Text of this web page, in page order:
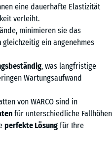
eine dauerhafte Elastizität
verleiht.
minimieren sie das
gleichzeitig ein angenehmes
, was langfristige
Wartungsaufwand
von WARCO sind in
für unterschiedliche Fallhöhen
perfekte Lösung für Ihre